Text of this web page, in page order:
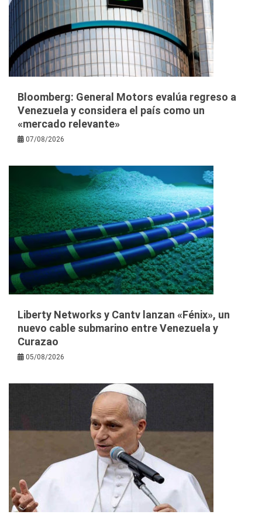
Bloomberg: General Motors evalúa regreso a
Venezuela y considera el país como un
«mercado relevante»
07/08/2026
Liberty Networks y Cantv lanzan «Fénix», un
nuevo cable submarino entre Venezuela y
Curazao
05/08/2026